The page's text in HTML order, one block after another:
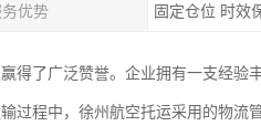
务优势 固定仓位 时效
得了广泛赞誉。企业拥有一支经验
过程中，徐州航空托运采用的物流